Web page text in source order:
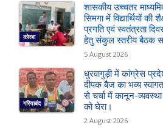
कोरबा
शासकीय उच्चतर
सिमगा में विद्यार्थियों की
प्रगति एवं स्वतंत्रता
हेतु संकुल स्तरीय बैठक
5 August 2026
गरियाबंद
धुरवागुड़ी में कांग्रेस
दीपक बैज का भव्य
से चर्चा में कानून-
को घेरा।
2 August 2026